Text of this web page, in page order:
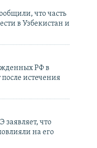
что часть
в Узбекистан и
РФ в
истечения
заявляет, что
на его